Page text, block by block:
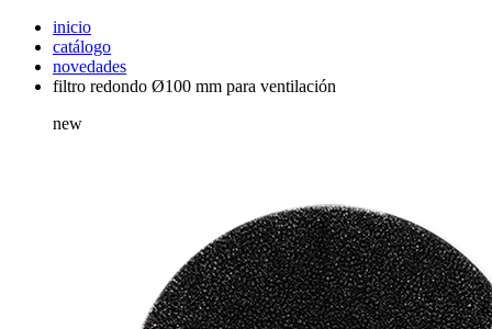
inicio
catálogo
novedades
filtro redondo Ø100 mm para ventilación
new